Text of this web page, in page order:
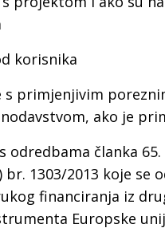
korisnika
s primjenjivim
ako je
odredbama članka
br. 1303/2013 koje se
financiranja iz
Europske